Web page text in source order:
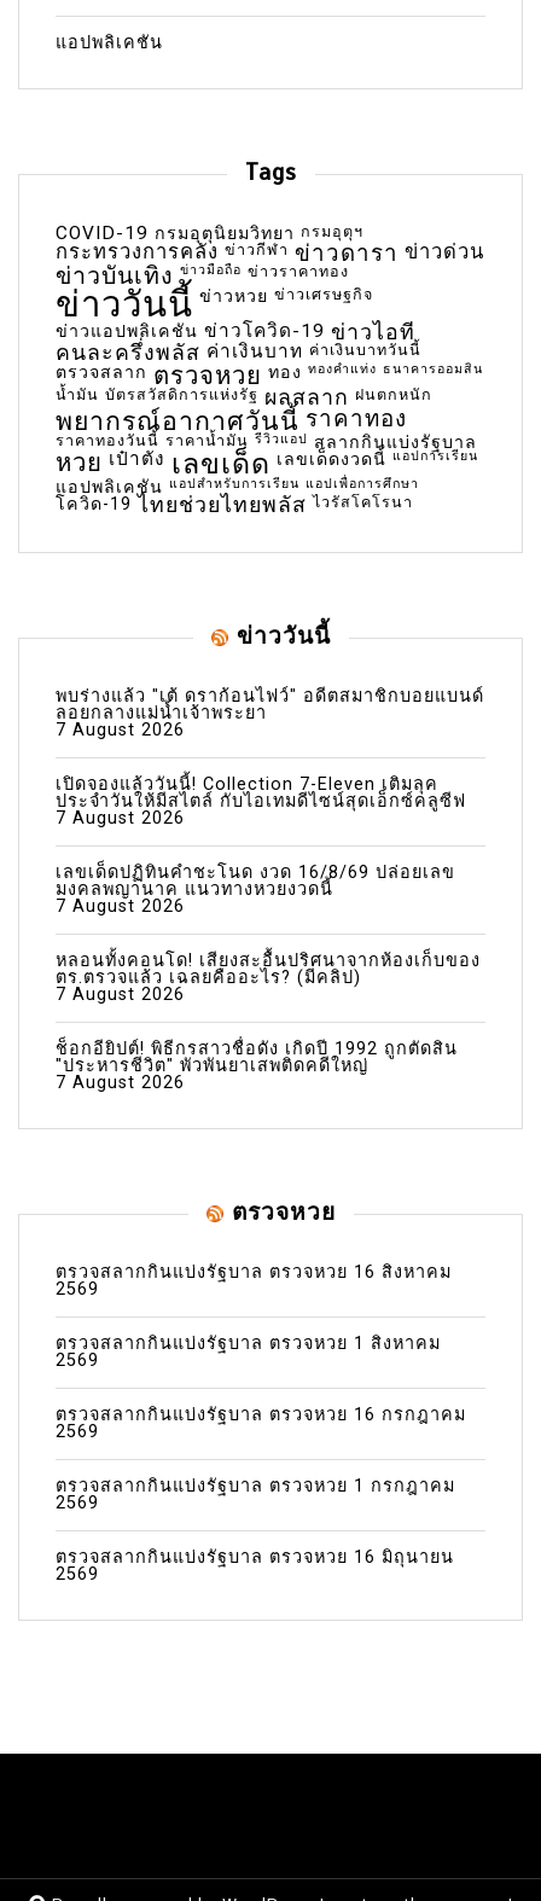
แอปพลิเคชัน
Tags
COVID-19 กรมอุตุนิยมวิทยา กรมอุตุฯ
กระทรวงการคลัง ข่าวกีฬา ข่าวดารา ข่าวด่วน
ข่าวบันเทิง ข่าวมือถือ ข่าวราคาทอง
ข่าววันนี้ ข่าวหวย ข่าวเศรษฐกิจ
ข่าวแอปพลิเคชัน ข่าวโควิด-19 ข่าวไอที
คนละครึ่งพลัส ค่าเงินบาท ค่าเงินบาทวันนี้
ตรวจสลาก ตรวจหวย ทอง ทองคำแท่ง ธนาคารออมสิน
น้ำมัน บัตรสวัสดิการแห่งรัฐ ผลสลาก ฝนตกหนัก
พยากรณ์อากาศวันนี้ ราคาทอง
ราคาทองวันนี้ ราคาน้ำมัน รีวิวแอป สลากกินแบ่งรัฐบาล
หวย เป๋าตัง เลขเด็ด เลขเด็ดงวดนี้ แอปการเรียน
แอปพลิเคชัน แอปสำหรับการเรียน แอปเพื่อการศึกษา
โควิด-19 ไทยช่วยไทยพลัส ไวรัสโคโรนา
ข่าววันนี้
พบร่างแล้ว "เต้ ดราก้อนไฟว์" อดีตสมาชิกบอยแบนด์
ลอยกลางแม่น้ำเจ้าพระยา
7 August 2026
เปิดจองแล้ววันนี้! Collection 7-Eleven เติมลุค
ประจำวันให้มีสไตล์ กับไอเทมดีไซน์สุดเอ็กซ์คลูซีฟ
7 August 2026
เลขเด็ดปฏิทินคำชะโนด งวด 16/8/69 ปล่อยเลข
มงคลพญานาค แนวทางหวยงวดนี้
7 August 2026
หลอนทั้งคอนโด! เสียงสะอื้นปริศนาจากห้องเก็บของ
ตร.ตรวจแล้ว เฉลยคืออะไร? (มีคลิป)
7 August 2026
ช็อกอียิปต์! พิธีกรสาวชื่อดัง เกิดปี 1992 ถูกตัดสิน
"ประหารชีวิต" พัวพันยาเสพติดคดีใหญ่
7 August 2026
ตรวจหวย
ตรวจสลากกินแบ่งรัฐบาล ตรวจหวย 16 สิงหาคม
2569
ตรวจสลากกินแบ่งรัฐบาล ตรวจหวย 1 สิงหาคม
2569
ตรวจสลากกินแบ่งรัฐบาล ตรวจหวย 16 กรกฎาคม
2569
ตรวจสลากกินแบ่งรัฐบาล ตรวจหวย 1 กรกฎาคม
2569
ตรวจสลากกินแบ่งรัฐบาล ตรวจหวย 16 มิถุนายน
2569